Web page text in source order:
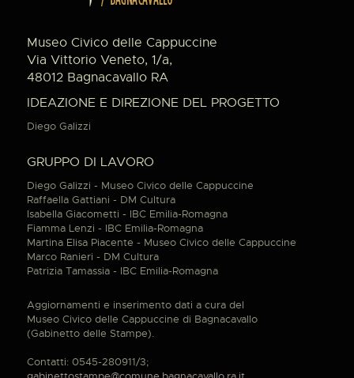
Museo Civico delle Cappuccine
Via Vittorio Veneto, 1/a,
48012 Bagnacavallo RA
IDEAZIONE E DIREZIONE DEL PROGETTO
Diego Galizzi
GRUPPO DI LAVORO
Diego Galizzi - Museo Civico delle Cappuccine
Raffaella Gattiani - DM Cultura
Isabella Giacometti - IBC Emilia-Romagna
Fiamma Lenzi - IBC Emilia-Romagna
Martina Elisa Piacente - Museo Civico delle Cappuccine
Marco Ranieri - DM Cultura
Patrizia Tamassia - IBC Emilia-Romagna
Aggiornamenti e inserimento dati a cura del
Museo Civico delle Cappuccine di Bagnacavallo
(Gabinetto delle Stampe).
Contatti: 0545-280911/3;